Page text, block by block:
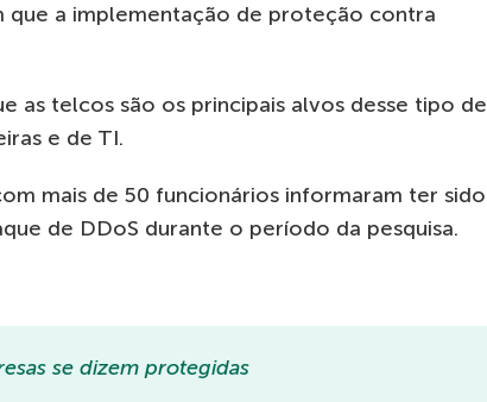
que a implementação de proteção contra
as telcos são os principais alvos desse tipo de
e de TI.
mais de 50 funcionários informaram ter sido
de DDoS durante o período da pesquisa.
se dizem protegidas